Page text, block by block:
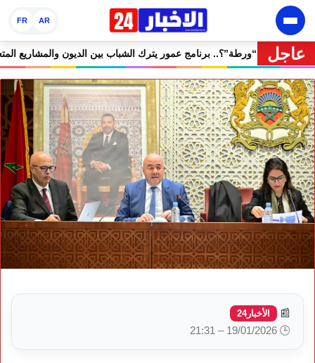
AR
FR
عاجل 🔥 “فرصة” أم “ورطة”؟.. برنامج عمور يترك
📰 الأخبار24
🕒 19/01/2026 – 21:31